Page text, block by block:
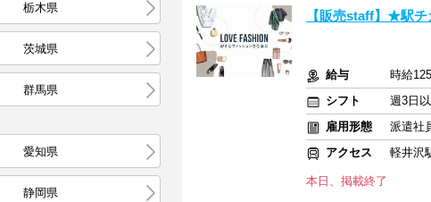
栃木県
茨城県
群馬県
愛知県
静岡県
【販売staff】★駅
給与
時給
シフト
週3日
雇用形態
派遣社
アクセス
軽井沢
本日、掲載終了